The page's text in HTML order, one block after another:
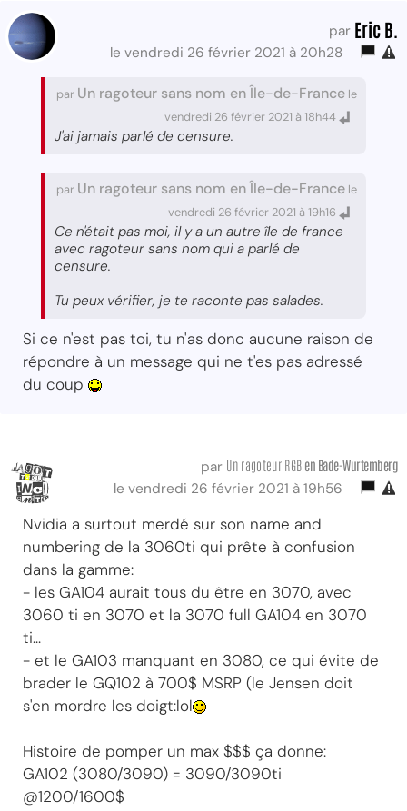
par Eric B.
le vendredi 26 février 2021 à 20h28
par Un ragoteur sans nom en Île-de-France le
vendredi 26 février 2021 à 18h44
J'ai jamais parlé de censure.
par Un ragoteur sans nom en Île-de-France le
vendredi 26 février 2021 à 19h16
Ce n'était pas moi, il y a un autre île de france
avec ragoteur sans nom qui a parlé de
censure.
Tu peux vérifier, je te raconte pas salades.
Si ce n'est pas toi, tu n'as donc aucune raison de
répondre à un message qui ne t'es pas adressé
du coup
par Un ragoteur RGB en Bade-Wurtemberg
le vendredi 26 février 2021 à 19h56
Nvidia a surtout merdé sur son name and
numbering de la 3060ti qui prête à confusion
dans la gamme:
- les GA104 aurait tous du être en 3070, avec
3060 ti en 3070 et la 3070 full GA104 en 3070
ti...
- et le GA103 manquant en 3080, ce qui évite de
brader le GQ102 à 700$ MSRP (le Jensen doit
s'en mordre les doigt:lol
Histoire de pomper un max $$$ ça donne:
GA102 (3080/3090) = 3090/3090ti
@1200/1600$